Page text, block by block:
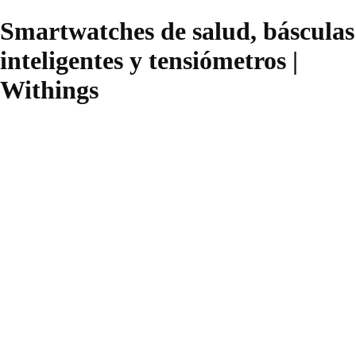
Smartwatches de salud, básculas
inteligentes y tensiómetros |
Withings